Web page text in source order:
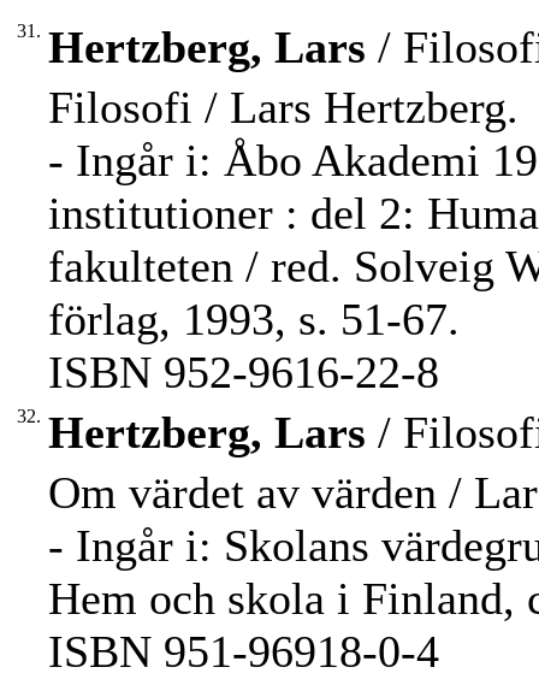
31. Hertzberg, Lars /
Filosofi / Lars Hertzberg.
- Ingår i: Åbo Akademi
institutioner : del 2:
fakulteten / red. Solveig
förlag, 1993, s. 51-67.
ISBN 952-9616-22-8
32. Hertzberg, Lars /
Om värdet av värden /
- Ingår i: Skolans
Hem och skola i Finland,
ISBN 951-96918-0-4